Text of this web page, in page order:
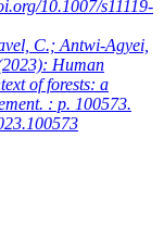
10.1007/s11119-
C.; Antwi-Agyei,
Human
of forests: a
: p. 100573.